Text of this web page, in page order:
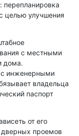
перепланировка
целью улучшения
с местными
дома.
с инженерными
владельца
паспорт
от его
дверных проемов